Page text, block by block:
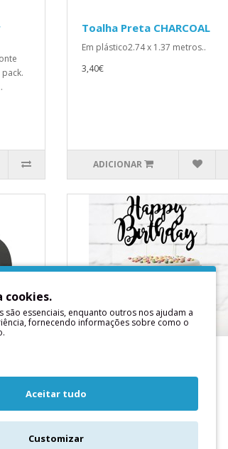
Toalha Preta CHARCOAL
Em plástico2.74 x 1.37 metros..
3,40€
ADICIONAR
x
Contém: 1 topo de boloMedidas
Aproximadas: 22.5 cms..
cookies.
são essenciais, enquanto outros nos ajudam a
fornecendo informações sobre como o
Aceitar tudo
Customizar